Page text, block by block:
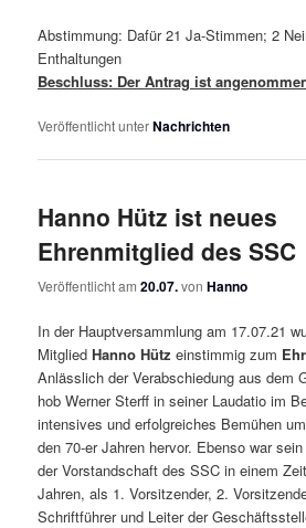
Abstimmung: Dafür 21 Ja-Stimmen; 2
Enthaltungen
Beschluss: Der Antrag ist
Veröffentlicht unterNachrichten
Hanno Hütz ist neues
Ehrenmitglied des SSC
Veröffentlicht am20.07.vonHanno
In der Hauptversammlung am 17.07.21
MitgliedHanno Hütz einstimmig zum
Anlässlich der Verabschiedung aus dem
hob Werner Sterff in seiner Laudatio im
intensives und erfolgreiches Bemühen
den 70-er Jahren hervor. Ebenso war
der Vorstandschaft des SSC in einem
Jahren, als 1. Vorsitzender, 2.
Schriftführer und Leiter der